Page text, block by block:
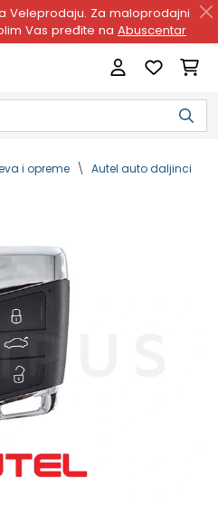
Veleprodaju. Za maloprodajni
Vas pređite na Abuscentar
i opreme
Autel auto daljinci